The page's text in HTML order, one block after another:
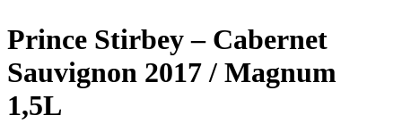
Prince Stirbey – Cabernet
Sauvignon 2017 / Magnum
1,5L